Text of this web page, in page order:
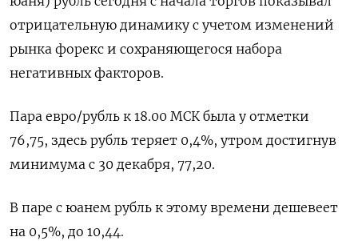
отрицательную динамику с учетом изменений
рынка форекс и сохраняющегося набора
негативных факторов.
Пара евро/рубль к 18.00 МСК была у отметки
76,75, здесь рубль теряет 0,4%, утром достигнув
минимума с 30 декабря, 77,20.
В паре с юанем рубль к этому времени дешевеет
на 0,5%, до 10,44.